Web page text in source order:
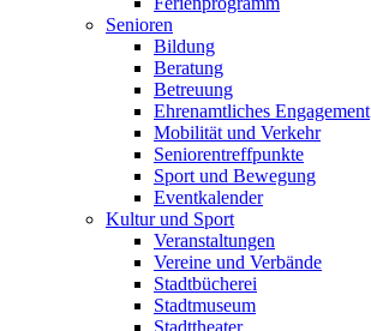
Senioren
Bildung
Beratung
Betreuung
Ehrenamtliches Engagement
Mobilität und Verkehr
Seniorentreffpunkte
Sport und Bewegung
Eventkalender
Kultur und Sport
Veranstaltungen
Vereine und Verbände
Stadtbücherei
Stadtmuseum
Stadttheater